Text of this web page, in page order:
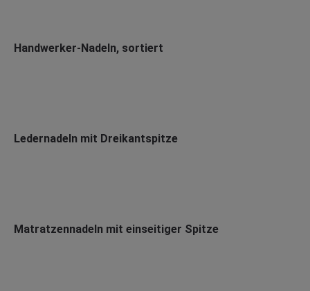
Handwerker-Nadeln, sortiert
Ledernadeln mit Dreikantspitze
Matratzennadeln mit einseitiger Spitze